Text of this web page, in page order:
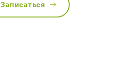
Записаться